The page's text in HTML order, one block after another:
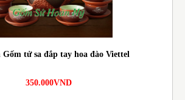
Gốm tử sa đắp tay hoa đào Viettel
350.000VND